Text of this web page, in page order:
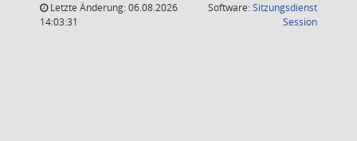
Letzte Änderung: 06.08.2026
14:03:31
Software:Sitzungsdienst
Session(Wird in